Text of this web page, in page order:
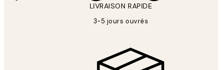
LIVRAISON RAPIDE
3-5 jours ouvrés